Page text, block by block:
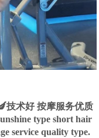
技术好 按摩服务优质
type short hair
service quality type.